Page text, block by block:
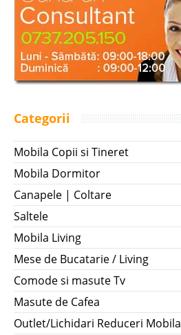
Categorii
Mobila Copii si Tineret
Mobila Dormitor
Canapele | Coltare
Saltele
Mobila Living
Mese de Bucatarie / Living
Comode si masute Tv
Masute de Cafea
Outlet/Lichidari Reduceri Mobila